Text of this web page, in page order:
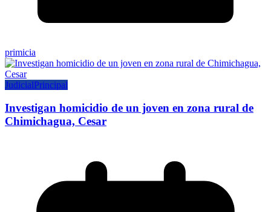
primicia
JudicialPrincipal
Investigan homicidio de un joven en zona rural de
Chimichagua, Cesar